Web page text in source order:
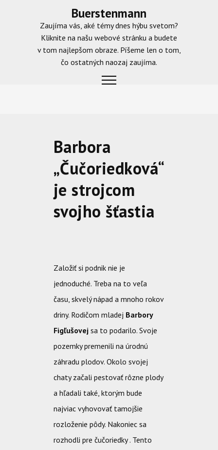
Buerstenmann
Zaujíma vás, aké témy dnes hýbu svetom?
Kliknite na našu webové stránku a budete
v tom najlepšom obraze. Píšeme len o tom,
čo ostatných naozaj zaujíma.
Barbora
„Čučoriedková“
je strojcom
svojho šťastia
Založiť si podnik nie je
jednoduché. Treba na to veľa
času, skvelý nápad a mnoho rokov
driny. Rodičom mladej Barbory
Figľušovejsa to podarilo. Svoje
pozemky premenili na úrodnú
záhradu plodov. Okolo svojej
chaty začali pestovať rôzne plody
a hľadali také, ktorým bude
najviac vyhovovať tamojšie
rozloženie pôdy. Nakoniec sa
rozhodli pre čučoriedky . Tento